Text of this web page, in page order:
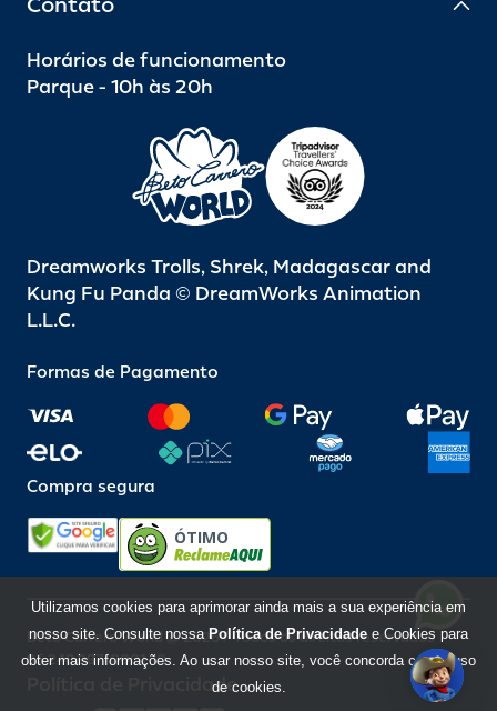
antecedência.
Horários de funcionamento
Parque - 10h às 20h
Dreamworks Trolls, Shrek, Madagascar and
Kung Fu Panda © DreamWorks Animation
L.L.C.
Formas de Pagamento
Compra segura
ÓTIMO
Beto Carrero World @ 2026 / Todos os direitos reservados
85.248.987/0001-10
Política de Privacidade
Utilizamos cookies para aprimorar ainda mais a sua experiência em
nosso site. Consulte nossa Política de Privacidade e Cookies para
obter mais informações. Ao usar nosso site, você concorda com o uso
de cookies.